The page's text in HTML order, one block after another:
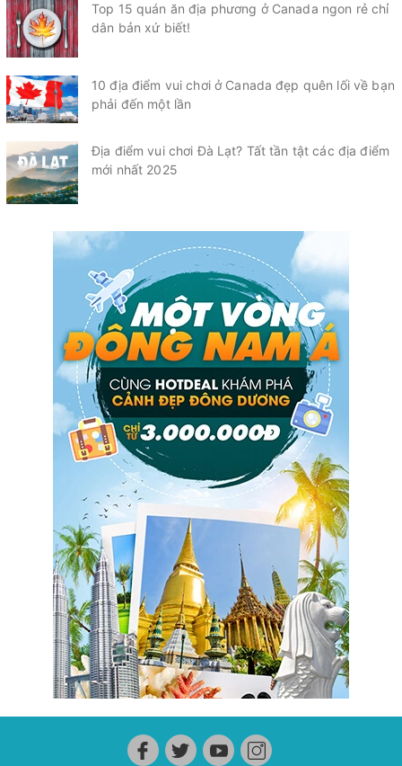
Top 15 quán ăn địa phương ở Canada ngon rẻ chỉ
dân bản xứ biết!
10 địa điểm vui chơi ở Canada đẹp quên lối về bạn
phải đến một lần
Địa điểm vui chơi Đà Lạt? Tất tần tật các địa điểm
mới nhất 2025